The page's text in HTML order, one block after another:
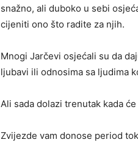
snažno, ali duboko u sebi
cijeniti ono što radite za njih.
Mnogi Jarčevi osjećali su da
ljubavi ili odnosima sa ljudima
Ali sada dolazi trenutak kada
Zvijezde vam donose period